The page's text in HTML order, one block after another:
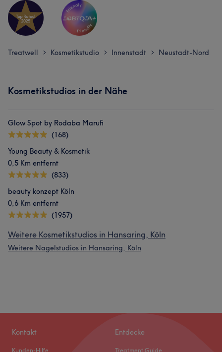
Treatwell > Kosmetikstudio > Innenstadt > Neustadt-Nord
Kosmetikstudios in der Nähe
Glow Spot by Rodaba Marufi
(168)
Young Beauty & Kosmetik
0,5 Km entfernt
(833)
beauty konzept Köln
0,6 Km entfernt
(1957)
Weitere Kosmetikstudios in Hansaring, Köln
Weitere Nagelstudios in Hansaring, Köln
Kontakt
Kunden-Hilfe
Entdecke
Treatment Guide